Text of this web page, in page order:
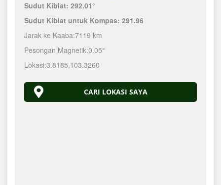
Sudut Kiblat:292.01°
Sudut Kiblat untuk Kompas:291.96
Jarak ke Kaaba:7119 km
Pesongan Magnetik:0.05°
Lokasi:3.8185,103.3260
CARI LOKASI SAYA